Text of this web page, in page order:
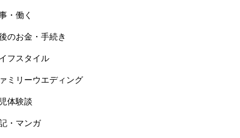
・働く
のお金・手続き
フスタイル
ミリーウエディング
体験談
・マンガ